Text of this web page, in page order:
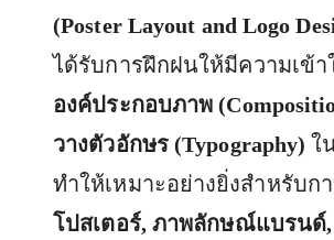
(Poster Layout and Logo
ได้รับการฝึกฝนให้มีความเข้
องค์ประกอบภาพ
วางตัวอักษร (Typography) ใ
ทำให้เหมาะอย่างยิ่งสำหรับก
โปสเตอร์, ภาพลักษณ์แบรนด์,